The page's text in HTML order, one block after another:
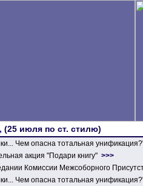
(25 июля по ст. стилю)
Чем опасна тотальная
акция "Подари книгу" >>>
Комиссии Межсоборного
Чем опасна тотальная